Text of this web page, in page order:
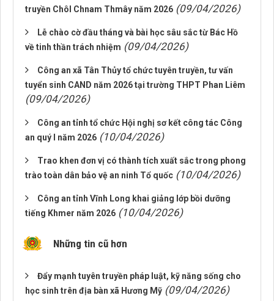
truyền Chôl Chnam Thmây năm 2026 (09/04/2026)
Lễ chào cờ đầu tháng và bài học sâu sắc từ Bác Hồ
về tinh thần trách nhiệm (09/04/2026)
Công an xã Tân Thủy tổ chức tuyên truyền, tư vấn
tuyển sinh CAND năm 2026 tại trường THPT Phan Liêm
(09/04/2026)
Công an tỉnh tổ chức Hội nghị sơ kết công tác Công
an quý I năm 2026 (10/04/2026)
Trao khen đơn vị có thành tích xuất sắc trong phong
trào toàn dân bảo vệ an ninh Tổ quốc (10/04/2026)
Công an tỉnh Vĩnh Long khai giảng lớp bồi dưỡng
tiếng Khmer năm 2026 (10/04/2026)
Những tin cũ hơn
Đẩy mạnh tuyên truyền pháp luật, kỹ năng sống cho
học sinh trên địa bàn xã Hương Mỹ (09/04/2026)